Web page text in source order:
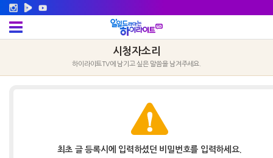
시청자소리
하이라이트TV에 남기고 싶은 말씀을 남겨주세요.
최초 글 등록시에 입력하셨던 비밀번호를 입력하세요.